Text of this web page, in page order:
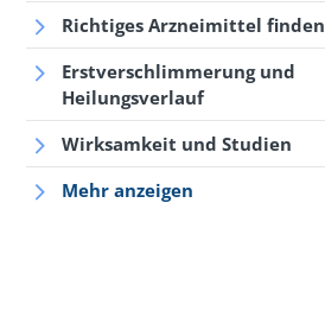
Richtiges Arzneimittel finden
Erstverschlimmerung und
Heilungsverlauf
Wirksamkeit und Studien
Mehr anzeigen